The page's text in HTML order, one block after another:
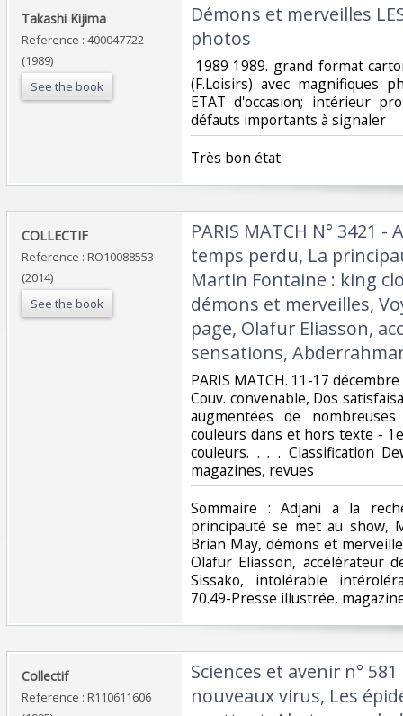
‎Takashi Kijima‎
Reference : 400047722
(1989)
See the book
‎Démons et merveilles
photos‎
1989 1989. grand format
(F.Loisirs) avec magnifiques
ETAT d'occasion; intérieur
défauts importants à signaler‎
‎Très bon état‎
‎COLLECTIF‎
Reference : RO10088553
(2014)
See the book
‎PARIS MATCH N° 3421
temps perdu, La
Martin Fontaine : king
démons et merveilles,
page, Olafur Eliasson,
sensations,
‎PARIS MATCH. 11-17
Couv. convenable, Dos
augmentées de
couleurs dans et hors texte -
couleurs. . . . Classification
magazines, revues‎
‎Sommaire : Adjani a la
principauté se met au show,
Brian May, démons et
Olafur Eliasson, accélérateur
Sissako, intolérable
70.49-Presse illustrée,
‎Collectif‎
Reference : R110611606
‎Sciences et avenir n°
nouveaux virus, Les